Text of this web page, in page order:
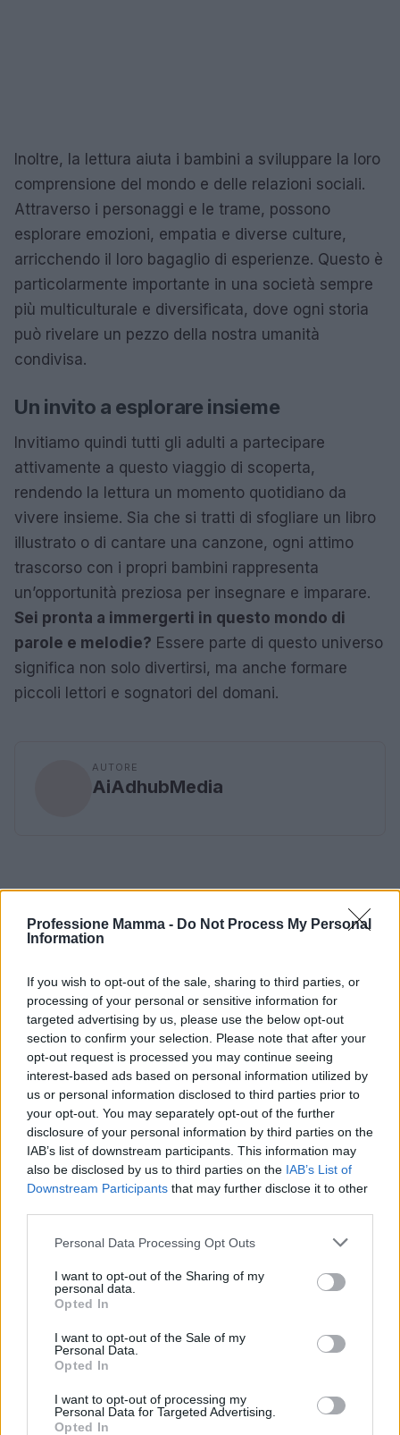
Professione Mamma - Do Not Process My Personal
Information
If you wish to opt-out of the sale, sharing to third parties, or
processing of your personal or sensitive information for
targeted advertising by us, please use the below opt-out
section to confirm your selection. Please note that after your
opt-out request is processed you may continue seeing
interest-based ads based on personal information utilized by
us or personal information disclosed to third parties prior to
your opt-out. You may separately opt-out of the further
disclosure of your personal information by third parties on the
IAB’s list of downstream participants. This information may
also be disclosed by us to third parties on the IAB’s List of
Downstream Participants that may further disclose it to other
Please note that this website/app uses one or more Google
not limited to your visit or usage behaviour. You may click to
grant or deny consent to Google and its third-party tags to
use your data for below specified purposes in below Google
consent section.
Personal Data Processing Opt Outs
I want to opt-out of the Sharing of my
personal data.
Opted In
I want to opt-out of the Sale of my
Personal Data.
Opted In
I want to opt-out of processing my
Personal Data for Targeted Advertising.
Opted In
Inoltre, la lettura aiuta i bambini a sviluppare la loro
comprensione del mondo e delle relazioni sociali.
Attraverso i personaggi e le trame, possono
esplorare emozioni, empatia e diverse culture,
arricchendo il loro bagaglio di esperienze. Questo è
particolarmente importante in una società sempre
più multiculturale e diversificata, dove ogni storia
può rivelare un pezzo della nostra umanità
condivisa.
Un invito a esplorare insieme
Invitiamo quindi tutti gli adulti a partecipare
attivamente a questo viaggio di scoperta,
rendendo la lettura un momento quotidiano da
vivere insieme. Sia che si tratti di sfogliare un libro
illustrato o di cantare una canzone, ogni attimo
trascorso con i propri bambini rappresenta
un’opportunità preziosa per insegnare e imparare.
Sei pronta a immergerti in questo mondo di
parole e melodie? Essere parte di questo universo
significa non solo divertirsi, ma anche formare
piccoli lettori e sognatori del domani.
AUTORE
AiAdhubMedia
Continua a leggere
NEWS E ATTUALITÀ